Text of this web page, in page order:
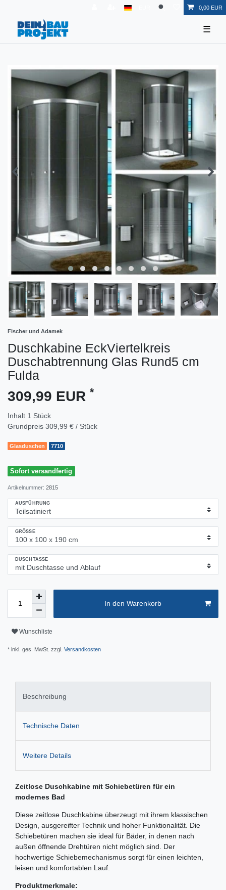
0,00 EUR
☰
Fischer und Adamek
Duschkabine EckViertelkreis
Duschabtrennung Glas Rund5 cm
Fulda
309,99 EUR *
Inhalt 1 Stück
Grundpreis 309,99 € / Stück
Glasduschen 7710
Sofort versandfertig
Artikelnummer: 2815
AUSFÜHRUNG
GRÖSSE
DUSCHTASSE
In den Warenkorb
Wunschliste
* inkl. ges. MwSt. zzgl. Versandkosten
Beschreibung
Technische Daten
Weitere Details
Zeitlose Duschkabine mit Schiebetüren für ein
modernes Bad
Diese zeitlose Duschkabine überzeugt mit ihrem klassischen
Design, ausgereifter Technik und hoher Funktionalität. Die
Schiebetüren machen sie ideal für Bäder, in denen nach
außen öffnende Drehtüren nicht möglich sind. Der
hochwertige Schiebemechanismus sorgt für einen leichten,
leisen und komfortablen Lauf.
Produktmerkmale: